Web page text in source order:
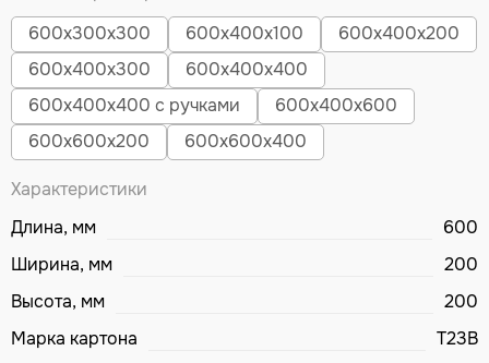
600х300х300
600х400х100
600х400х200
600х400х300
600х400х400
600х400х400 с ручками
600х400х600
600х600х200
600х600х400
Характеристики
Длина, мм
600
Ширина, мм
200
Высота, мм
200
Марка картона
Т23В